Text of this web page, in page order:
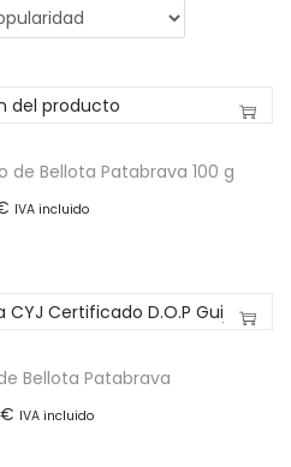
de Bellota Patabrava 100 g
IVA incluido
Bellota Patabrava
€ IVA incluido